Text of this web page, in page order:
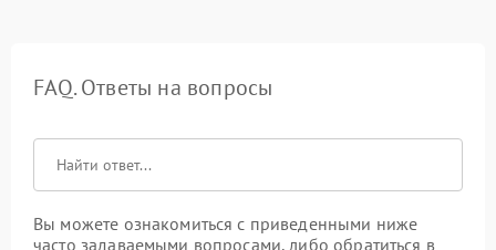
FAQ. Ответы на вопросы
Вы можете ознакомиться с приведенными ниже
часто задаваемыми вопросами, либо обратиться в